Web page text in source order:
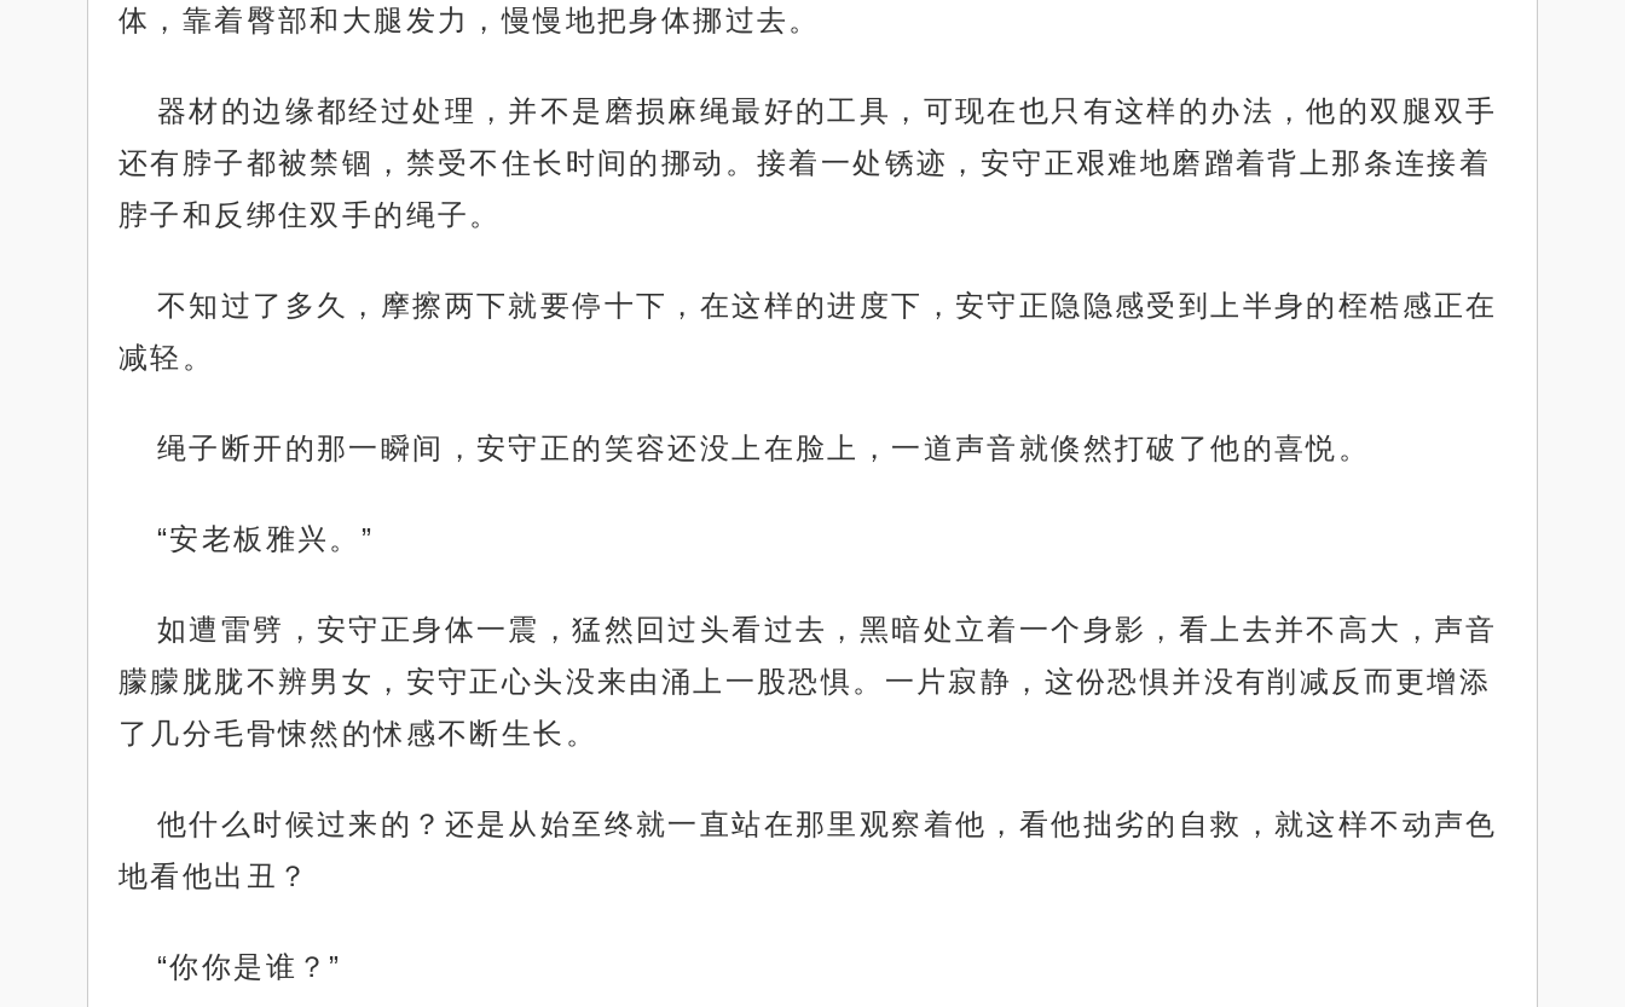
体，靠着臀部和大腿发力，慢慢地把身体挪过去。
器材的边缘都经过处理，并不是磨损麻绳最好的工具，可现在也只有这样的办法，他的双腿双手
还有脖子都被禁锢，禁受不住长时间的挪动。接着一处锈迹，安守正艰难地磨蹭着背上那条连接着
脖子和反绑住双手的绳子。
不知过了多久，摩擦两下就要停十下，在这样的进度下，安守正隐隐感受到上半身的桎梏感正在
减轻。
绳子断开的那一瞬间，安守正的笑容还没上在脸上，一道声音就倏然打破了他的喜悦。
“安老板雅兴。”
如遭雷劈，安守正身体一震，猛然回过头看过去，黑暗处立着一个身影，看上去并不高大，声音
朦朦胧胧不辨男女，安守正心头没来由涌上一股恐惧。一片寂静，这份恐惧并没有削减反而更增添
了几分毛骨悚然的怵感不断生长。
他什么时候过来的？还是从始至终就一直站在那里观察着他，看他拙劣的自救，就这样不动声色
地看他出丑？
“你你是谁？”